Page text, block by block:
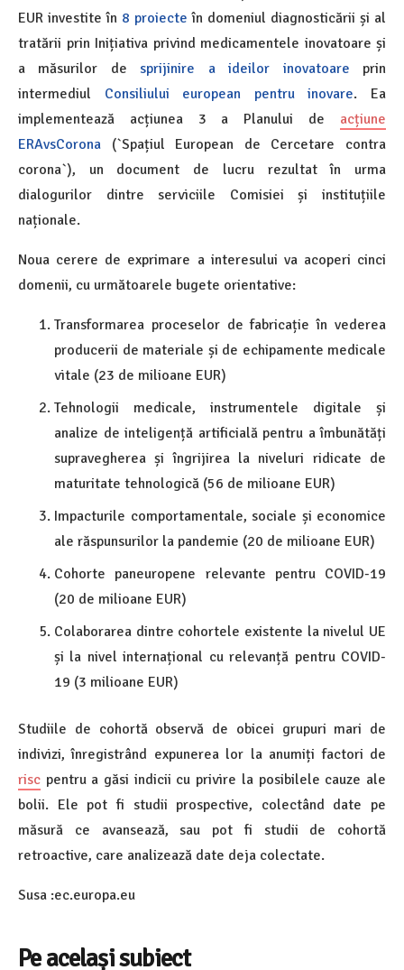
EUR investite în 8 proiecte în domeniul diagnosticării și al
tratării prin Inițiativa privind medicamentele inovatoare și
a măsurilor de sprijinire a ideilor inovatoare prin
intermediul Consiliului european pentru inovare. Ea
implementează acțiunea 3 a Planului de acțiune
ERAvsCorona (`Spațiul European de Cercetare contra
corona`), un document de lucru rezultat în urma
dialogurilor dintre serviciile Comisiei și instituțiile
naționale.
Noua cerere de exprimare a interesului va acoperi cinci
domenii, cu următoarele bugete orientative:
Transformarea proceselor de fabricație în vederea
producerii de materiale și de echipamente medicale
vitale (23 de milioane EUR)
Tehnologii medicale, instrumentele digitale și
analize de inteligență artificială pentru a îmbunătăți
supravegherea și îngrijirea la niveluri ridicate de
maturitate tehnologică (56 de milioane EUR)
Impacturile comportamentale, sociale și economice
ale răspunsurilor la pandemie (20 de milioane EUR)
Cohorte paneuropene relevante pentru COVID-19
(20 de milioane EUR)
Colaborarea dintre cohortele existente la nivelul UE
și la nivel internațional cu relevanță pentru COVID-
19 (3 milioane EUR)
Studiile de cohortă observă de obicei grupuri mari de
indivizi, înregistrând expunerea lor la anumiți factori de
risc pentru a găsi indicii cu privire la posibilele cauze ale
bolii. Ele pot fi studii prospective, colectând date pe
măsură ce avansează, sau pot fi studii de cohortă
retroactive, care analizează date deja colectate.
Susa :ec.europa.eu
Pe același subiect